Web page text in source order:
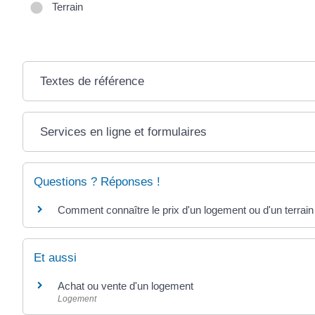
Terrain
Textes de référence
Services en ligne et formulaires
Questions ? Réponses !
Comment connaître le prix d'un logement ou d'un
Et aussi
Achat ou vente d'un logement
Logement